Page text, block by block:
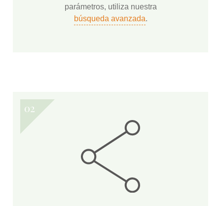
parámetros, utiliza nuestra
búsqueda avanzada.